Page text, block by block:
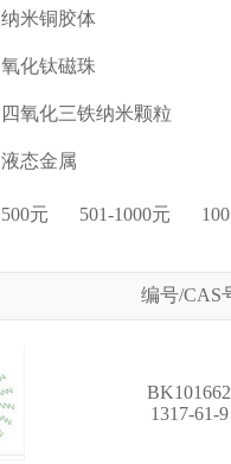
纳米铜胶体
氧化钛磁珠
四氧化三铁纳米颗粒
液态金属
500元 501-1000元
编号/CAS
BK101662
1317-61-9